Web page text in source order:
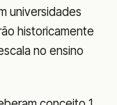
universidades
historicamente
no ensino